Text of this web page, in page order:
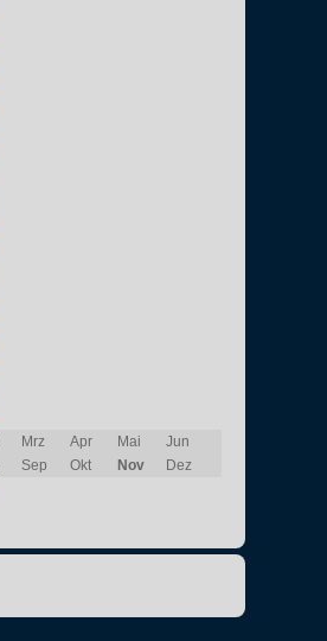
Mrz Apr Mai
Jun
Sep Okt Nov
Dez